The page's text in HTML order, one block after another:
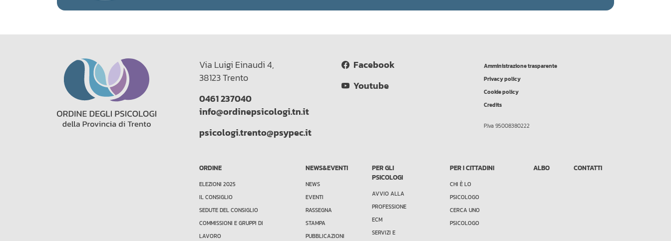
Via Luigi Einaudi 4,
38123 Trento
0461 237040
info@ordinepsicologi.tn.it
psicologi.trento@psypec.it
Facebook
Youtube
Amministrazione trasparente
Privacy policy
Cookie policy
Credits
P.Iva 95008380222
ORDINE
ELEZIONI 2025
IL CONSIGLIO
SEDUTE DEL CONSIGLIO
COMMISSIONI E GRUPPI DI
LAVORO
NEWS&EVENTI
NEWS
EVENTI
RASSEGNA
STAMPA
PUBBLICAZIONI
PER GLI
PSICOLOGI
AVVIO ALLA
PROFESSIONE
ECM
SERVIZI E
PER I CITTADINI
CHI È LO
PSICOLOGO
CERCA UNO
PSICOLOGO
ALBO CONTATTI